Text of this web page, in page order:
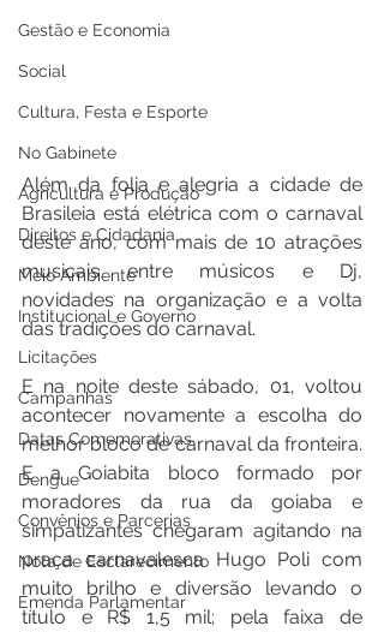
Gestão e Economia
Social
Cultura, Festa e Esporte
No Gabinete
Agricultura e Produção
Direitos e Cidadania
Meio Ambiente
Institucional e Governo
Licitações
Campanhas
Datas Comemorativas
Dengue
Convênios e Parcerias
Nota de Esclarecimento
Emenda Parlamentar
Além da folia e alegria a cidade de
Brasileia está elétrica com o carnaval
deste ano, com mais de 10 atrações
musicais entre músicos e Dj,
novidades na organização e a volta
das tradições do carnaval.
E na noite deste sábado, 01, voltou
acontecer novamente a escolha do
melhor bloco de carnaval da fronteira.
E a Goiabita bloco formado por
moradores da rua da goiaba e
simpatizantes chegaram agitando na
praça carnavalesca Hugo Poli com
muito brilho e diversão levando o
título e R$ 1,5 mil; pela faixa de